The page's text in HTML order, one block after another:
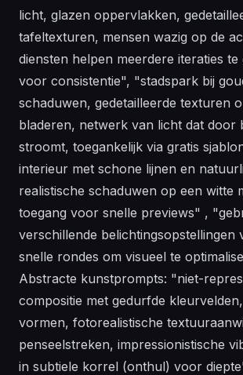
licht, glazen oppervlakken,
tafeltexturen, mensen wazig op de
diensten helpen meerdere iteraties te
voor consistentie", "stadspark bij
schaduwen, gedetailleerde texturen
bladeren, netwerk van licht dat door
stroomt, toegankelijk via gratis
interieur met schone lijnen en
realistische schaduwen op een witte
toegang voor snelle previews" ,
verschillende belichtingsopstellingen
snelle rondes om visueel te
Abstracte kunstprompts: "niet-
compositie met gedurfde
vormen, fotorealistische
penseelstreken, impressionistische
in subtiele korrel (onthul) voor